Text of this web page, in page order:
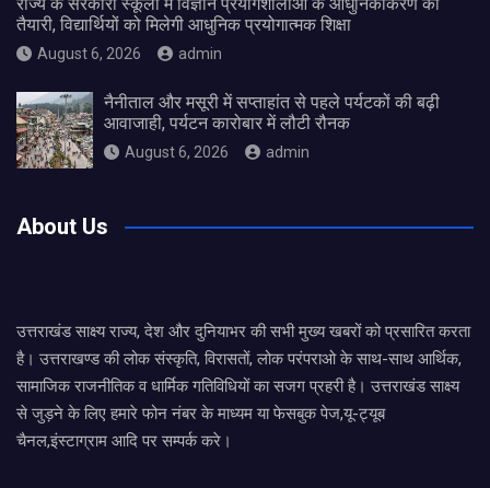
तैयारी, विद्यार्थियों को मिलेगी आधुनिक प्रयोगात्मक शिक्षा
August 6, 2026 admin
नैनीताल और मसूरी में सप्ताहांत से पहले पर्यटकों की बढ़ी
आवाजाही, पर्यटन कारोबार में लौटी रौनक
August 6, 2026 admin
About Us
उत्तराखंड साक्ष्य राज्य, देश और दुनियाभर की सभी मुख्य खबरों को प्रसारित करता
है। उत्तराखण्ड की लोक संस्कृति, विरासतों, लोक परंपराओ के साथ-साथ आर्थिक,
सामाजिक राजनीतिक व धार्मिक गतिविधियों का सजग प्रहरी है। उत्तराखंड साक्ष्य
से जुड़ने के लिए हमारे फोन नंबर के माध्यम या फेसबुक पेज,यू-ट्यूब
चैनल,इंस्टाग्राम आदि पर सम्पर्क करे।